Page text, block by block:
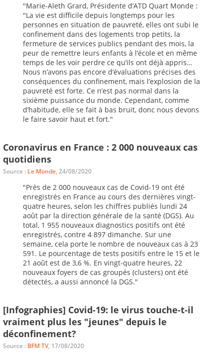
"Marie-Aleth Grard, Présidente d’ATD Quart Monde :
"La vie est difficile depuis longtemps pour les
personnes en situation de pauvreté, elles ont subi le
confinement dans des logements trop petits, la
fermeture de services publics pendant des mois, la
peur de remettre leurs enfants à l’école et en même
temps de les voir perdre ce qu’ils ont déjà appris…
Nous n’avons pas encore d’évaluations précises des
conséquences du confinement, mais l’explosion de la
pauvreté est forte. Ce n’est pas normal dans la
sixième puissance du monde. Cependant, comme
d’habitude, elle se fait à bas bruit, donc nous devons
le faire savoir haut et fort."
Coronavirus en France : 2 000 nouveaux cas
quotidiens
Source : Le Monde, 24/08/2020
"Près de 2 000 nouveaux cas de Covid-19 ont été
enregistrés en France au cours des dernières vingt-
quatre heures, selon les chiffres publiés lundi 24
août par la direction générale de la santé (DGS). Au
total, 1 955 nouveaux diagnostics positifs ont été
enregistrés, contre 4 897 dimanche. Sur une
semaine, cela porte le nombre de nouveaux cas à 23
591. Le pourcentage de tests positifs entre le 15 et le
21 août est de 3,6 %. En vingt-quatre heures, 22
nouveaux foyers de cas groupés (clusters) ont été
détectés, a aussi annoncé la DGS."
[Infographies] Covid-19: le virus touche-t-il
vraiment plus les "jeunes" depuis le
déconfinement?
Source : BFM TV, 17/08/2020